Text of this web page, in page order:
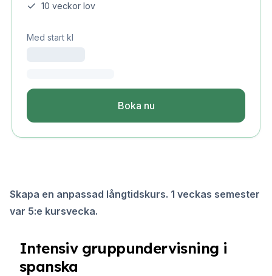
10 veckor lov
Med start kl
Boka nu
Skapa en anpassad långtidskurs. 1 veckas semester
var 5:e kursvecka.
Intensiv gruppundervisning i
spanska